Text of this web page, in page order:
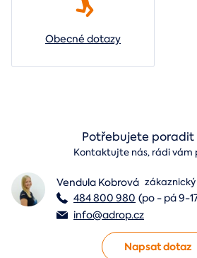
Obecné dotazy
Potřebujete poradit
Kontaktujte nás, rádi vám
Vendula Kobrová zákaznický
484 800 980 (po - pá 9-
info@adrop.cz
Napsat dotaz